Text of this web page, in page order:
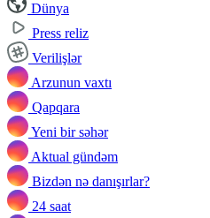
Dünya
Press reliz
Verilişlər
Arzunun vaxtı
Qapqara
Yeni bir səhər
Aktual gündəm
Bizdən nə danışırlar?
24 saat